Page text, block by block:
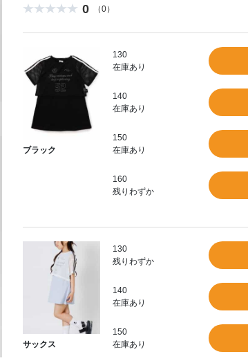
0 （0）
ブラック
130
在庫あり
140
在庫あり
150
在庫あり
160
残りわずか
サックス
130
残りわずか
140
在庫あり
150
在庫あり